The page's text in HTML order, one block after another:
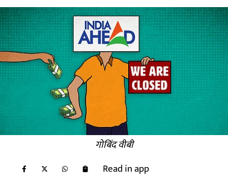
गोबिंद वीबी
Read in app